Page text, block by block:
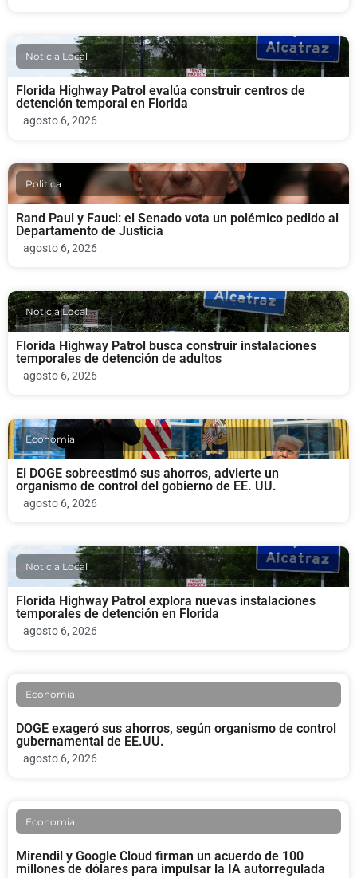
Noticia Local
Florida Highway Patrol evalúa construir centros de
detención temporal en Florida
agosto 6, 2026
Politica
Rand Paul y Fauci: el Senado vota un polémico pedido al
Departamento de Justicia
agosto 6, 2026
Noticia Local
Florida Highway Patrol busca construir instalaciones
temporales de detención de adultos
agosto 6, 2026
Economia
El DOGE sobreestimó sus ahorros, advierte un
organismo de control del gobierno de EE. UU.
agosto 6, 2026
Noticia Local
Florida Highway Patrol explora nuevas instalaciones
temporales de detención en Florida
agosto 6, 2026
Economia
DOGE exageró sus ahorros, según organismo de control
gubernamental de EE.UU.
agosto 6, 2026
Economia
Mirendil y Google Cloud firman un acuerdo de 100
millones de dólares para impulsar la IA autorregulada